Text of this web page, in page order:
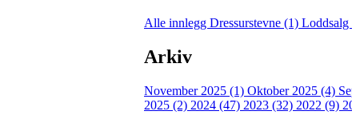
Alle innlegg Dressurstevne (1) Loddsalg
Arkiv
November 2025 (1) Oktober 2025 (4)
2025 (2) 2024 (47) 2023 (32) 2022 (9)